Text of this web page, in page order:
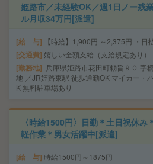
姫路市／未経験OK／週1日ノー残
ル月収34万円[派遣]
給 与 【時給】1,900円 ～2,375円 ・日
交通費 嬉しい全額支給（支給規定あり）
勤務地 兵庫県姫路市花田町勅旨９０ 字
地 ／JR姫路東駅 徒歩通勤OK マイカー・
K 無料駐車場あり
〈時給1500円〉日勤＊土日祝休
軽作業＊男女活躍中[派遣]
給 与 時給1500円～1875円